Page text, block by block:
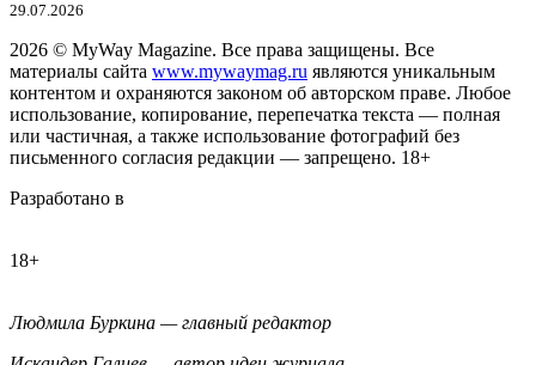
29.07.2026
2026 © MyWay Magazine. Все права защищены. Все
материалы сайта www.mywaymag.ru являются уникальным
контентом и охраняются законом об авторском праве. Любое
использование, копирование, перепечатка текста — полная
или частичная, а также использование фотографий без
письменного согласия редакции — запрещено. 18+
Разработано в
18+
Людмила Буркина — главный редактор